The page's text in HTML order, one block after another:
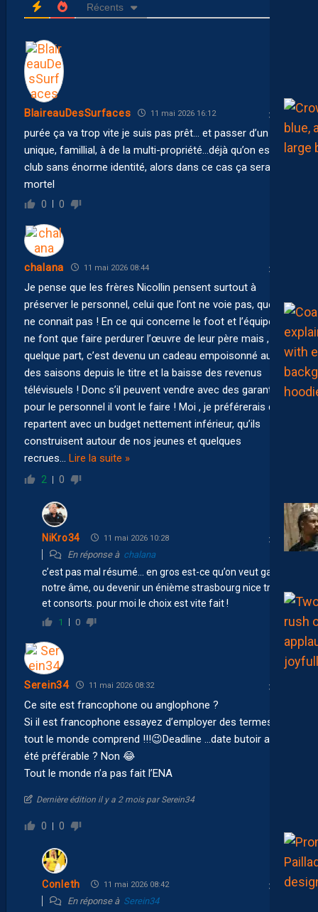
Récents
BlaireauDesSurfaces 11 mai 2026 16:12
purée ça va trop vite je suis pas prêt… et passer d’un club
unique, famillial, à de la multi-propriété…déjà qu’on est un
club sans énorme identité, alors dans ce cas ça serait
mortel
0 0
chalana 11 mai 2026 08:44
Je pense que les frères Nicollin pensent surtout à
préserver le personnel, celui que l’ont ne voie pas, que l’on
ne connait pas ! En ce qui concerne le foot et l’équipe ils
ne font que faire perdurer l’œuvre de leur père mais ,
quelque part, c’est devenu un cadeau empoisonné au fil
des saisons depuis le titre et la baisse des revenus
télévisuels ! Donc s’il peuvent vendre avec des garanties
pour le personnel il vont le faire ! Moi , je préférerais qu’ils
repartent avec un budget nettement inférieur, qu’ils
construisent autour de nos jeunes et quelques
recrues
Lire la suite »
2 0
NiKro34 11 mai 2026 10:28
En réponse à chalana
c’est pas mal résumé… en gros est-ce qu’on veut garder
notre âme, ou devenir un énième strasbourg nice troyes
et consorts. pour moi le choix est vite fait !
1 0
Serein34 11 mai 2026 08:32
Ce site est francophone ou anglophone ?
Si il est francophone essayez d’employer des termes que
tout le monde comprend !!! 😉 Deadline …date butoir aurait
été préférable ? Non 😂
Tout le monde n’a pas fait l’ENA
Dernière édition il y a 2 mois par Serein34
0 0
Conleth 11 mai 2026 08:42
En réponse à Serein34